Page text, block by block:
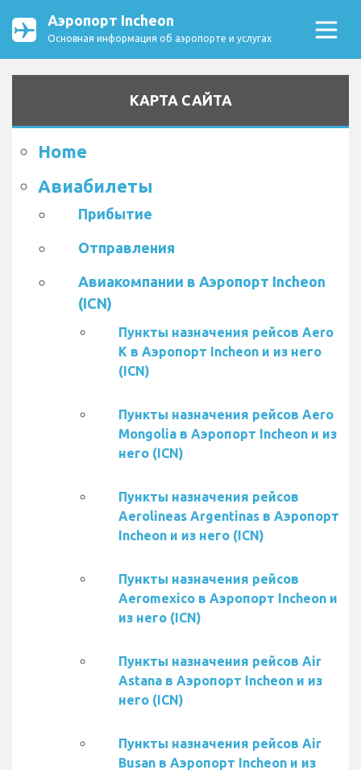
Аэропорт Incheon
Основная информация об аэропорте и услугах
КАРТА САЙТА
Home
Авиабилеты
Прибытие
Отправления
Авиакомпании в Аэропорт Incheon
(ICN)
Пункты назначения рейсов Aero
K в Аэропорт Incheon и из него
(ICN)
Пункты назначения рейсов Aero
Mongolia в Аэропорт Incheon и из
него (ICN)
Пункты назначения рейсов
Aerolineas Argentinas в Аэропорт
Incheon и из него (ICN)
Пункты назначения рейсов
Aeromexico в Аэропорт Incheon и
из него (ICN)
Пункты назначения рейсов Air
Astana в Аэропорт Incheon и из
него (ICN)
Пункты назначения рейсов Air
Busan в Аэропорт Incheon и из